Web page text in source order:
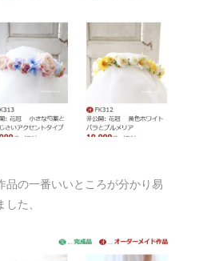
品の一番いいところが分かり易
た、